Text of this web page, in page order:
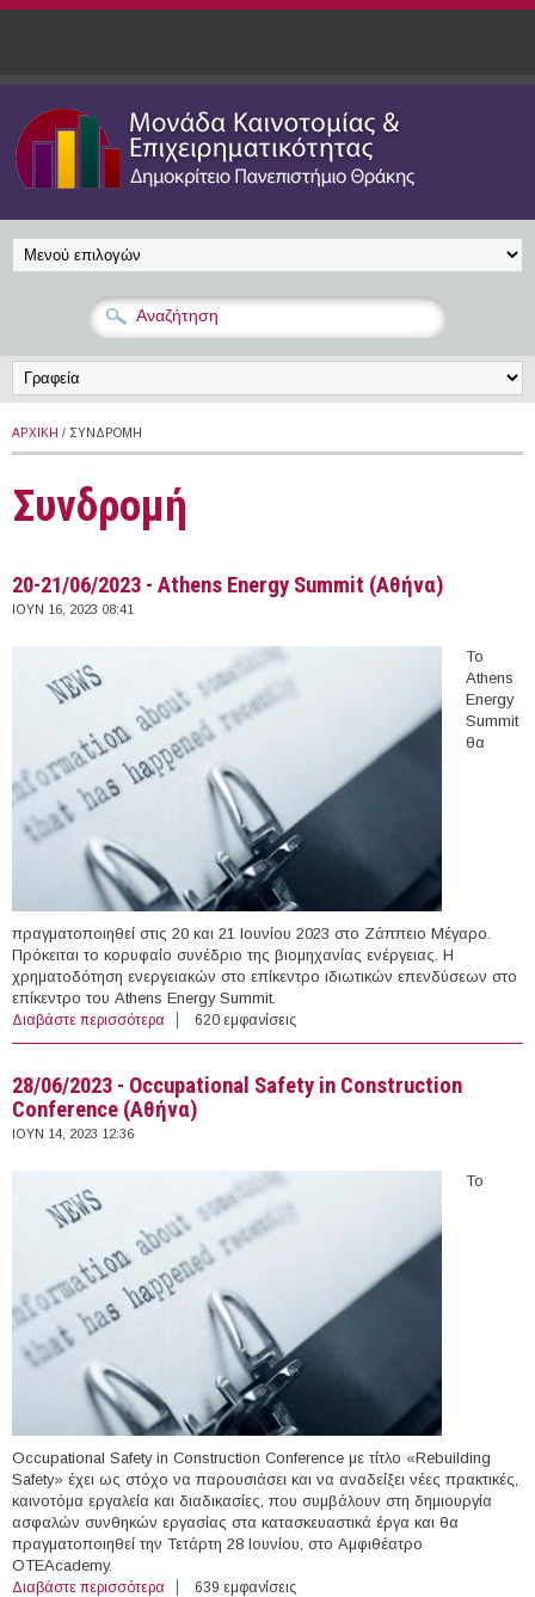
Παράκαμψη προς το κυρίως περιεχόμενο
ΑΡΧΙΚΉ / ΣΥΝΔΡΟΜΉ
Συνδρομή
20-21/06/2023 - Athens Energy Summit (Αθήνα)
ΙΟΥΝ 16, 2023 08:41
Το
Athens
Energy
Summit
θα
πραγματοποιηθεί στις 20 και 21 Ιουνίου 2023 στο Ζάππειο Μέγαρο.
Πρόκειται το κορυφαίο συνέδριο της βιομηχανίας ενέργειας. Η
χρηματοδότηση ενεργειακών στο επίκεντρο ιδιωτικών επενδύσεων στο
επίκεντρο του Athens Energy Summit.
Διαβάστε περισσότερα για 20-21/06/2023 - Athens Energy Summit (Αθήνα)
620 εμφανίσεις
28/06/2023 - Occupational Safety in Construction
Conference (Αθήνα)
ΙΟΥΝ 14, 2023 12:36
Το
Occupational Safety in Construction Conference με τίτλο «Rebuilding
Safety» έχει ως στόχο να παρουσιάσει και να αναδείξει νέες πρακτικές,
καινοτόμα εργαλεία και διαδικασίες, που συμβάλουν στη δημιουργία
ασφαλών συνθηκών εργασίας στα κατασκευαστικά έργα και θα
πραγματοποιηθεί την Τετάρτη 28 Ιουνίου, στο Αμφιθέατρο
OTEAcademy.
Διαβάστε περισσότερα για 28/06/2023 - Occupational Safety in Construction
639 εμφανίσεις